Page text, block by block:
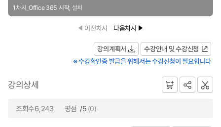
1차시_Office 365 시작, 설치
이전차시 다음차시
강의계획서
수강안내 및 수강신청
※ 수강확인증 발급을 위해서는 수강신청이 필요합니다
강의상세
조회수6,243 평점 /5 (0)